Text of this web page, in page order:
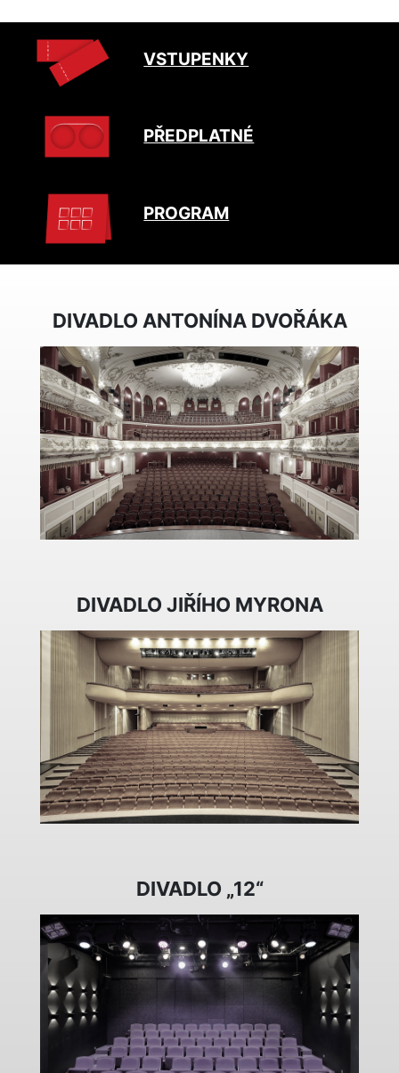
VSTUPENKY
PŘEDPLATNÉ
PROGRAM
DIVADLO ANTONÍNA DVOŘÁKA
DIVADLO JIŘÍHO MYRONA
DIVADLO „12“